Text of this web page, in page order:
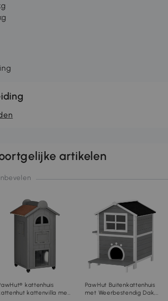
artikelen
kattenhuis
kattenvilla met
PawHut Buitenkattenhuis
met Weerbestendig Dak,